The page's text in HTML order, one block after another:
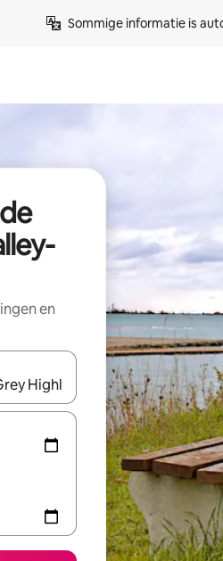
Sommige informatie is
en
je een keuze met je de